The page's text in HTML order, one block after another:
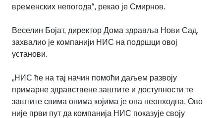
временских непогода“, рекао је Смирнов.
Веселин Бојат, директор Дома здравља Нови Сад,
захвалио је компанији НИС на подршци овој
установи.
„НИС ће на тај начин помоћи даљем развоју
примарне здравствене заштите и доступности те
заштите свима онима којима је она неопходна. Ово
није први пут да компанија НИС показује своју